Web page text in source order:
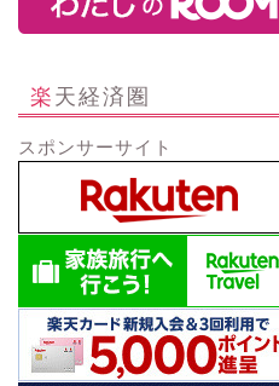
楽天経済圏
スポンサーサイト